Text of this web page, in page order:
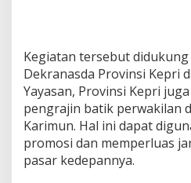
Kegiatan tersebut didukung
Dekranasda Provinsi Kepri
Yayasan, Provinsi Kepri
pengrajin batik perwakilan
Karimun. Hal ini dapat
promosi dan memperluas
pasar kedepannya.